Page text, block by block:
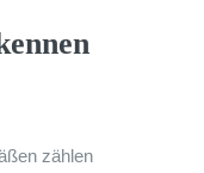
zählen